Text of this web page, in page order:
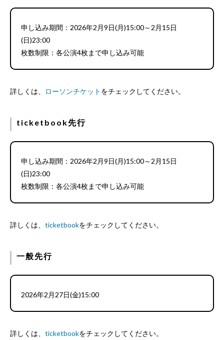
申し込み期間：2026年2月9日(月)15:00～2月15日
(日)23:00
枚数制限：各公演4枚まで申し込み可能
詳しくは、 ローソンチケット をチェックしてください。
ticketbook先行
申し込み期間：2026年2月9日(月)15:00～2月15日
(日)23:00
枚数制限：各公演4枚まで申し込み可能
詳しくは、 ticketbookをチェックしてください。
一般先行
2026年2月27日(金)15:00
詳しくは、 ticketbookをチェックしてください。